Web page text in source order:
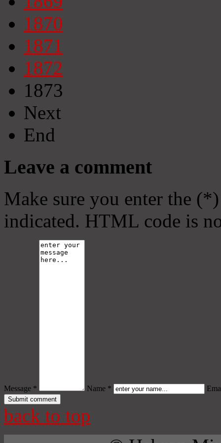
1870
1871
1872
1873
Next
End
Leave a comment
Make sure you enter the
indicated. HTML code is
Message * Name *
back to top